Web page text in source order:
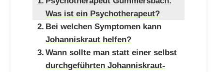
Was ist ein Psychotherapeut?
Bei welchen Symptomen kann
Johanniskraut helfen?
Wann sollte man statt einer selbst
durchgeführten Johanniskraut-